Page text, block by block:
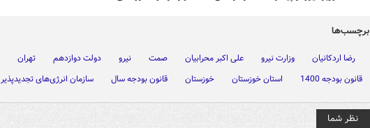
برچسب‌ها
رضا اردکانیان وزارت نیرو علی اکبر محرابیان صمت نیرو دولت دوازدهم
تهران
قانون بودجه 1400
استان خوزستان خوزستان قانون بودجه سال سازمان انرژی‌های تجدیدپذیر
نظر شما